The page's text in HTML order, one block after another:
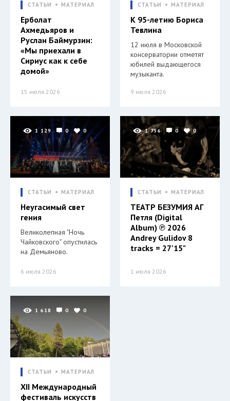
СТАТЬИ МАТЕРИАЛ
Ерболат
Ахмедьяров и
Руслан Баймурзин:
«Мы приехали в
Сириус как к себе
домой»
15 июля 2026
СТАТЬИ МАТЕРИАЛ
К 95-летию Бориса
Тевлина
12 июля в Московской
консерватории отметят
юбилей выдающегося
музыканта.
9 июля 2026
1 129 0 0
СТАТЬИ МАТЕРИАЛ
Неугасимый свет
гения
Великолепная "Ночь
Чайковского" опустилась
на Демьяново.
6 июля 2026
1 756 0 0
СТАТЬИ МАТЕРИАЛ
ТЕАТР БЕЗУМИЯ АГ
Петля (Digital
Album) ℗ 2026
Andrey Gulidov 8
tracks = 27'15"
1 июля 2026
1 618 0 0
СТАТЬИ МАТЕРИАЛ
XII Международный
фестиваль искусств